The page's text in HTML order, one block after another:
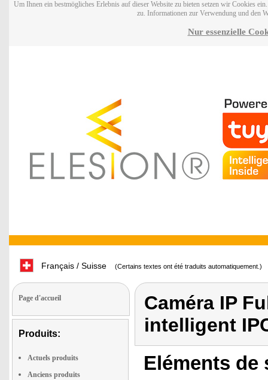
Um Ihnen ein bestmögliches Erlebnis auf dieser Website zu bieten setzen wir Cookies
zu. Informationen zur Verwendung und den
Nur essenzielle
Français / Suisse (Certains textes ont été traduits automatiquement.)
Page d'accueil
Produits:
Actuels produits
Anciens produits
Caméra IP
intelligent
Eléments